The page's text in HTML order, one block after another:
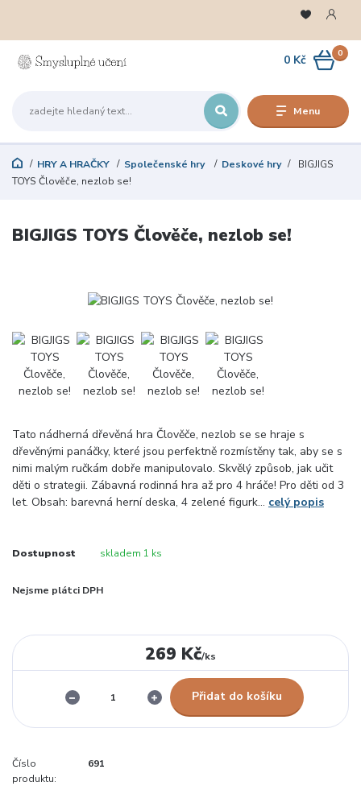
Menu
0
0 Kč
HRY A HRAČKY Společenské hry Deskové hry
BIGJIGS
TOYS Člověče, nezlob se!
BIGJIGS TOYS Člověče, nezlob se!
Tato nádherná dřevěná hra Člověče, nezlob se se hraje s
dřevěnými panáčky, které jsou perfektně rozmístěny tak, aby se s
nimi malým ručkám dobře manipulovalo. Skvělý způsob, jak učit
děti o strategii. Zábavná rodinná hra až pro 4 hráče! Pro děti od 3
let. Obsah: barevná herní deska, 4 zelené figurk... celý popis
Dostupnost skladem 1 ks
Nejsme plátci DPH
269 Kč/ks
Přidat do košíku
Číslo
produktu:
691